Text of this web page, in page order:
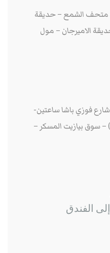
متحف الشمع – حديقة
الاميرجان – مول
فوزي باشا ساعتين-
– سوق بيازيت المسكر –
الفندق